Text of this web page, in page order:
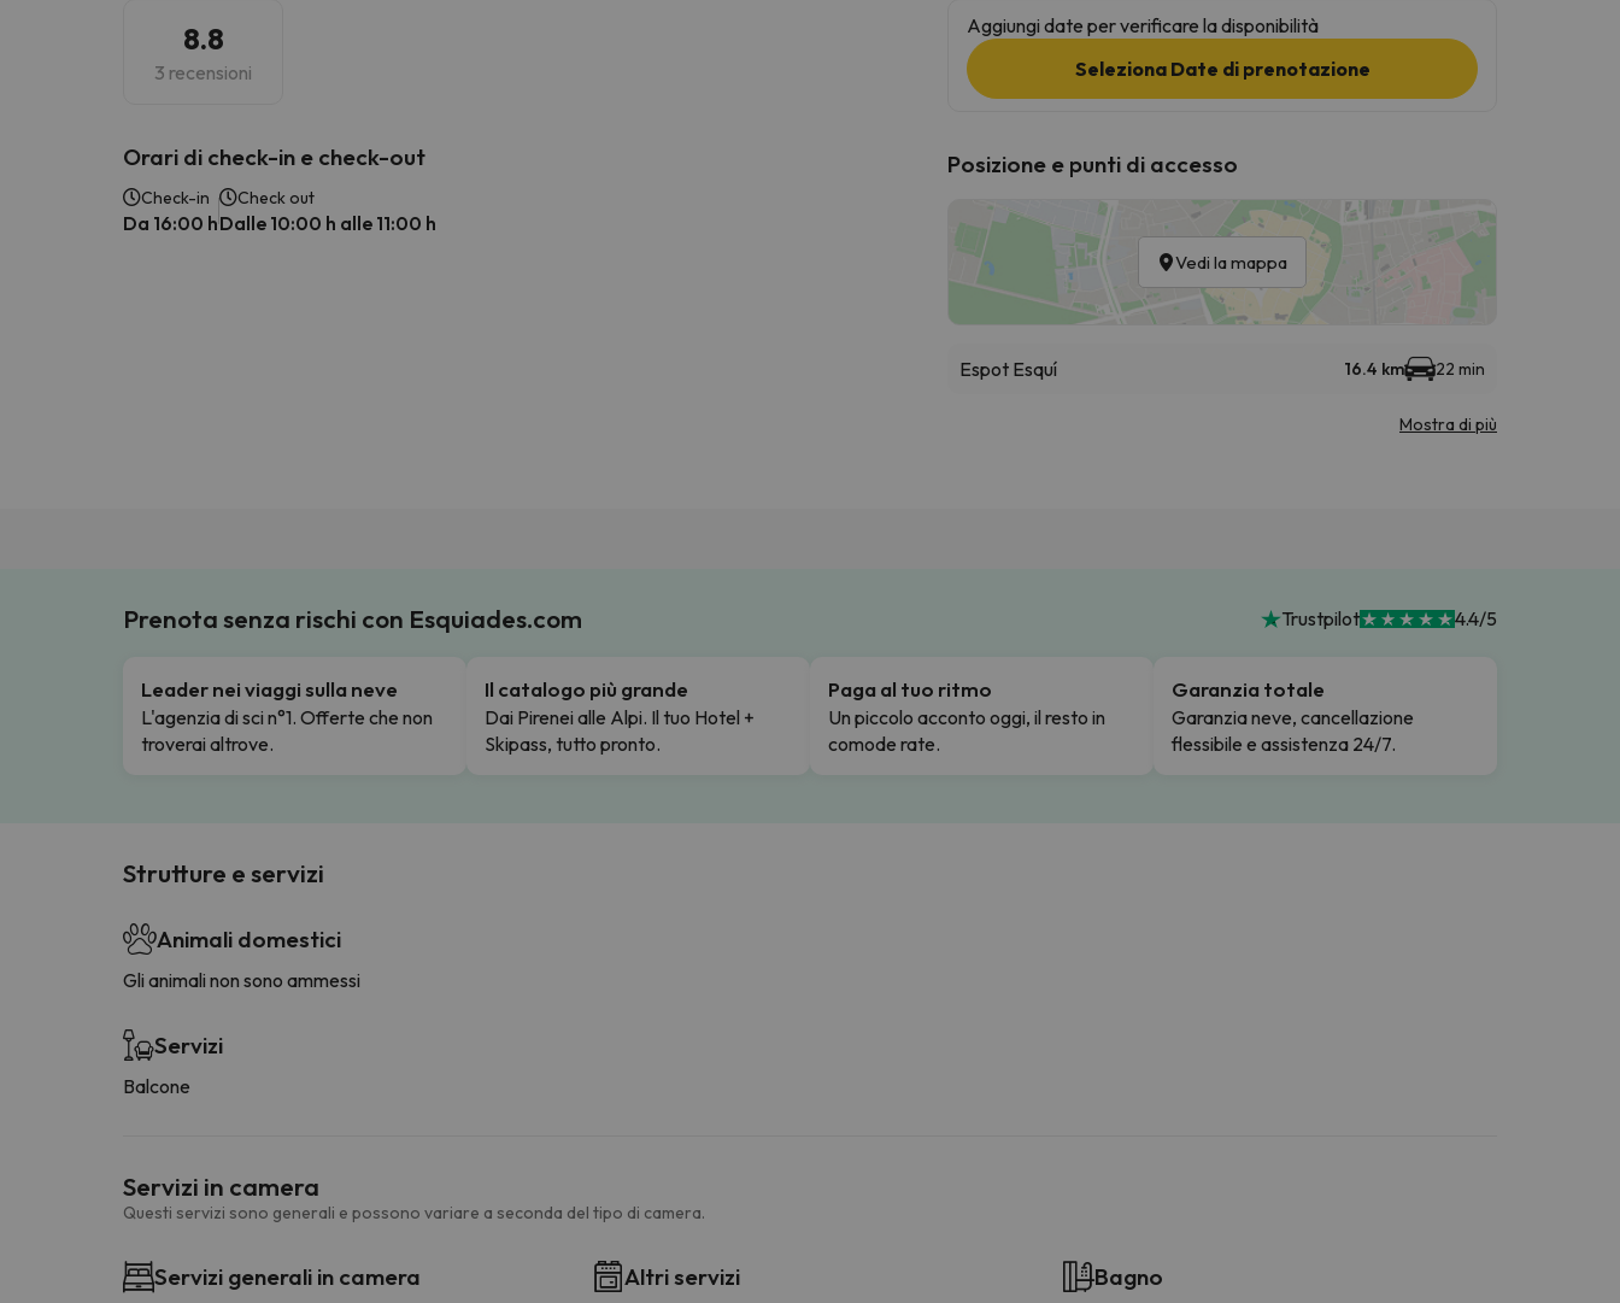
8.8
3 recensioni
Orari di check-in e check-out
Check-in
Da 16:00 h
Check out
Dalle 10:00 h alle 11:00 h
Aggiungi date per verificare la disponibilità
Seleziona Date di prenotazione
Posizione e punti di accesso
Vedi la mappa
Espot Esquí 16.4 km 22 min
Mostra di più
Prenota senza rischi con Esquiades.com Trustpilot 4.4/5
Leader nei viaggi sulla neve
L'agenzia di sci n°1. Offerte che non
troverai altrove.
Il catalogo più grande
Dai Pirenei alle Alpi. Il tuo Hotel +
Skipass, tutto pronto.
Paga al tuo ritmo
Un piccolo acconto oggi, il resto in
comode rate.
Garanzia totale
Garanzia neve, cancellazione
flessibile e assistenza 24/7.
Strutture e servizi
Animali domestici
Gli animali non sono ammessi
Servizi
Balcone
Servizi in camera
Questi servizi sono generali e possono variare a seconda del tipo di camera.
Servizi generali in camera Altri servizi Bagno